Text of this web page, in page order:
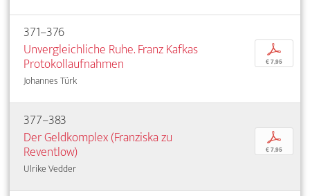
371–376
Unvergleichliche Ruhe. Franz Kafkas
Protokollaufnahmen
Johannes Türk
p
€ 7,95
377–383
Der Geldkomplex (Franziska zu
Reventlow)
Ulrike Vedder
p
€ 7,95